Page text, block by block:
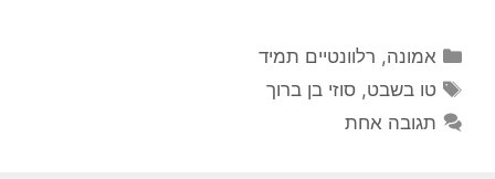
קטגוריות
אמונה, רלוונטיים תמיד
תגיות
טו בשבט,סוזי בן ברוך
תגובה אחת